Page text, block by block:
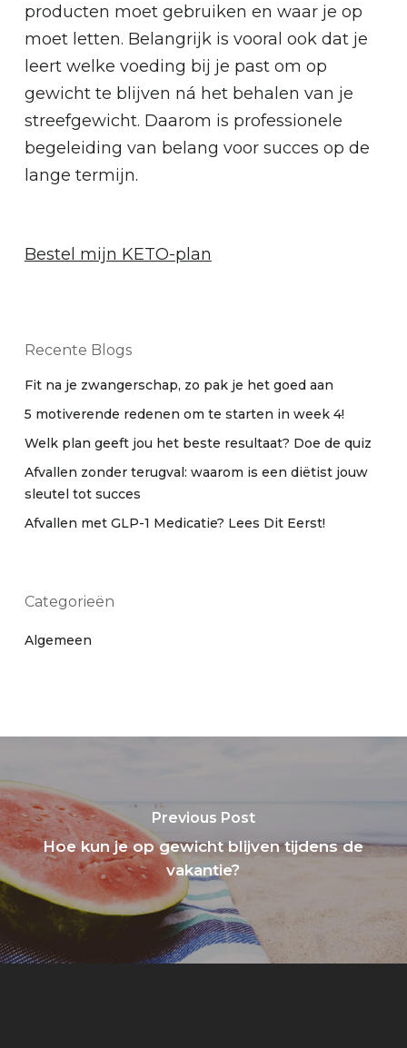
producten moet gebruiken en waar je op
moet letten. Belangrijk is vooral ook dat je
leert welke voeding bij je past om op
gewicht te blijven ná het behalen van je
streefgewicht. Daarom is professionele
begeleiding van belang voor succes op de
lange termijn.
Bestel mijn KETO-plan
Recente Blogs
Fit na je zwangerschap, zo pak je het goed aan
5 motiverende redenen om te starten in week 4!
Welk plan geeft jou het beste resultaat? Doe de quiz
Afvallen zonder terugval: waarom is een diëtist jouw
sleutel tot succes
Afvallen met GLP-1 Medicatie? Lees Dit Eerst!
Categorieën
Algemeen
Previous Post
Hoe kun je op gewicht blijven tijdens de
vakantie?